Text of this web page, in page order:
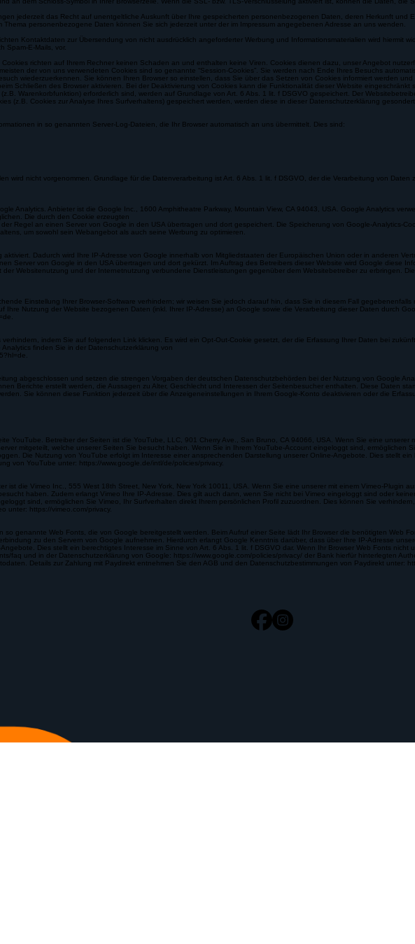
vertraulicher Inhalte, wie zum Beispiel Bestellungen oder Anfragen, die Sie an uns als Seitenbetreiber senden,
an dem Schloss-Symbol in Ihrer Browserzeile. Wenn die SSL- bzw. TLS-Verschlüsselung aktiviert ist, können die Daten, die
jederzeit das Recht auf unentgeltliche Auskunft über Ihre gespeicherten personenbezogenen Daten, deren Herkunft und
personenbezogene Daten können Sie sich jederzeit unter der im Impressum angegebenen Adresse an uns wenden.
Kontaktdaten zur Übersendung von nicht ausdrücklich angeforderter Werbung und Informationsmaterialien wird hiermit
Spam-E-Mails, vor.
richten auf Ihrem Rechner keinen Schaden an und enthalten keine Viren. Cookies dienen dazu, unser Angebot
der von uns verwendeten Cookies sind so genannte “Session-Cookies”. Sie werden nach Ende Ihres Besuchs
wiederzuerkennen. Sie können Ihren Browser so einstellen, dass Sie über das Setzen von Cookies informiert werden
Schließen des Browser aktivieren. Bei der Deaktivierung von Cookies kann die Funktionalität dieser Website
(z.B. Cookies zur Analyse Ihres Surfverhaltens) gespeichert werden, werden diese in dieser Datenschutzerklärung gesondert
in so genannten Server-Log-Dateien, die Ihr Browser automatisch an uns übermittelt. Dies sind:
wird nicht vorgenommen. Grundlage für die Datenverarbeitung ist Art. 6 Abs. 1 lit. f DSGVO, der die Verarbeitung von Daten
Analytics. Anbieter ist die Google Inc., 1600 Amphitheatre Parkway, Mountain View, CA 94043, USA. Google Analytics
Die durch den Cookie erzeugten
um sowohl sein Webangebot als auch seine Werbung zu optimieren.
Dadurch wird Ihre IP-Adresse von Google innerhalb von Mitgliedstaaten der Europäischen Union oder in anderen
Server von Google in den USA übertragen und dort gekürzt. Im Auftrag des Betreibers dieser Website wird Google diese
Einstellung Ihrer Browser-Software verhindern; wir weisen Sie jedoch darauf hin, dass Sie in diesem Fall
indem Sie auf folgenden Link klicken. Es wird ein Opt-Out-Cookie gesetzt, der die Erfassung Ihrer Daten bei
abgeschlossen und setzen die strengen Vorgaben der deutschen Datenschutzbehörden bei der Nutzung von Google
Berichte erstellt werden, die Aussagen zu Alter, Geschlecht und Interessen der Seitenbesucher enthalten. Diese Daten
YouTube. Betreiber der Seiten ist die YouTube, LLC, 901 Cherry Ave., San Bruno, CA 94066, USA. Wenn Sie eine
mitgeteilt, welche unserer Seiten Sie besucht haben. Wenn Sie in Ihrem YouTube-Account eingeloggt sind, ermöglichen
von YouTube unter: https://www.google.de/intl/de/policies/privacy.
ist die Vimeo Inc., 555 West 18th Street, New York, New York 10011, USA. Wenn Sie eine unserer mit einem Vimeo-Plugin
haben. Zudem erlangt Vimeo Ihre IP-Adresse. Dies gilt auch dann, wenn Sie nicht bei Vimeo eingeloggt sind oder
unter: https://vimeo.com/privacy.
so genannte Web Fonts, die von Google bereitgestellt werden. Beim Aufruf einer Seite lädt Ihr Browser die benötigten Web
zu den Servern von Google aufnehmen. Hierdurch erlangt Google Kenntnis darüber, dass über Ihre IP-Adresse
Dies stellt ein berechtigtes Interesse im Sinne von Art. 6 Abs. 1 lit. f DSGVO dar. Wenn Ihr Browser Web Fonts
faq und in der Datenschutzerklärung von Google: https://www.google.com/policies/privacy/ der Bank hierfür hinterlegten